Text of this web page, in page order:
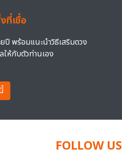
ที่เชื่อ
ปี พร้อมแนะนำวิธีเสริมดวง
ห้กับตัวท่านเอง
FOLLOW US